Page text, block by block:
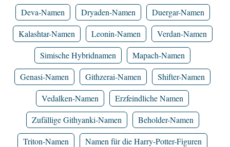
Deva-Namen
Dryaden-Namen
Duergar-Namen
Kalashtar-Namen
Leonin-Namen
Verdan-Namen
Simische Hybridnamen
Mapach-Namen
Genasi-Namen
Githzerai-Namen
Shifter-Namen
Vedalken-Namen
Erzfeindliche Namen
Zufällige Githyanki-Namen
Beholder-Namen
Triton-Namen
Namen für die Harry-Potter-Figuren